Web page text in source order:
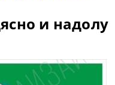
и надолу